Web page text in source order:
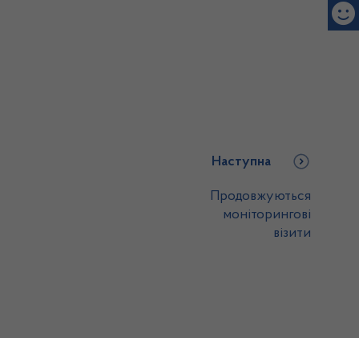
Наступна
Продовжуються
моніторингові
візити